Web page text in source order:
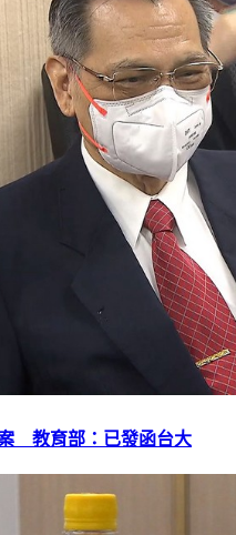
教育部：已發函台大